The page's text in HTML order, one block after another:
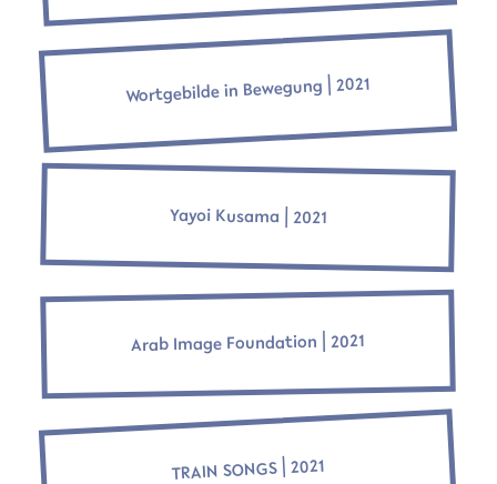
Wortgebilde in Bewegung ⎜2021
Yayoi Kusama ⎜2021
Arab Image Foundation ⎜2021
TRAIN SONGS ⎜2021